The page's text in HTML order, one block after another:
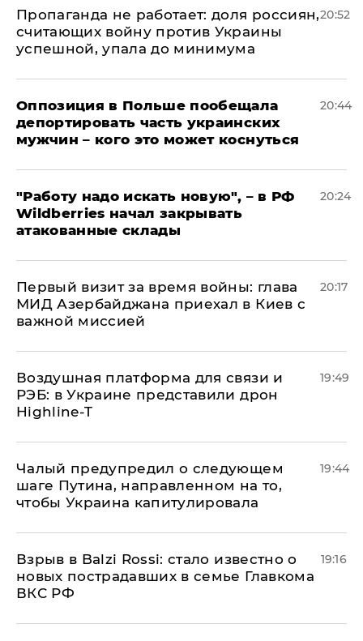
​Пропаганда не работает: доля россиян,
считающих войну против Украины
успешной, упала до минимума
20:52
Оппозиция в Польше пообещала
депортировать часть украинских
мужчин – кого это может коснуться
20:44
"Работу надо искать новую", – в РФ
Wildberries начал закрывать
атакованные склады
20:24
Первый визит за время войны: глава
МИД Азербайджана приехал в Киев с
важной миссией
20:17
Воздушная платформа для связи и
РЭБ: в Украине представили дрон
Highline-T
19:49
Чалый предупредил о следующем
шаге Путина, направленном на то,
чтобы Украина капитулировала
19:44
Взрыв в Balzi Rossi: стало известно о
новых пострадавших в семье Главкома
ВКС РФ
19:16